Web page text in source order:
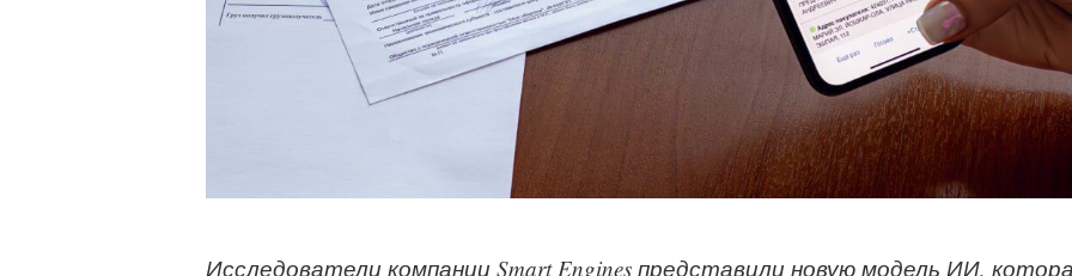
Исследователи компании Smart Engines представили новую модель ИИ,